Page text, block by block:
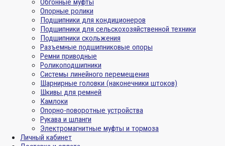
Опорные ролики
Подшипники для кондиционеров
Подшипники для сельскохозяйственной техники
Подшипники скольжения
Разъемные подшипниковые опоры
Ремни приводные
Роликоподшипники
Системы линейного перемещения
Шарнирные головки (наконечники штоков)
Шкивы для ремней
Камлоки
Опорно-поворотные устройства
Рукава и шланги
Электромагнитные муфты и тормоза
Личный кабинет